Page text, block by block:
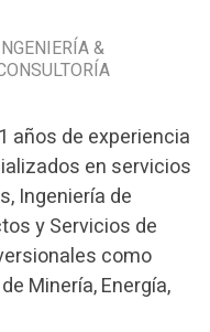
&
años de experiencia
en servicios
Ingeniería de
y Servicios de
como
Minería, Energía,